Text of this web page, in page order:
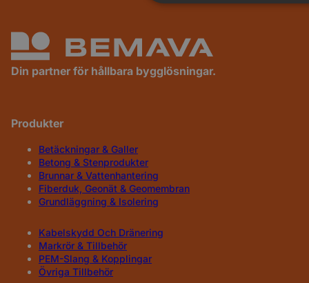
Din partner för hållbara bygglösningar.
Produkter
Betäckningar & Galler
Betong & Stenprodukter
Brunnar & Vattenhantering
Fiberduk, Geonät & Geomembran
Grundläggning & Isolering
Kabelskydd Och Dränering
Markrör & Tillbehör
PEM-Slang & Kopplingar
Övriga Tillbehör